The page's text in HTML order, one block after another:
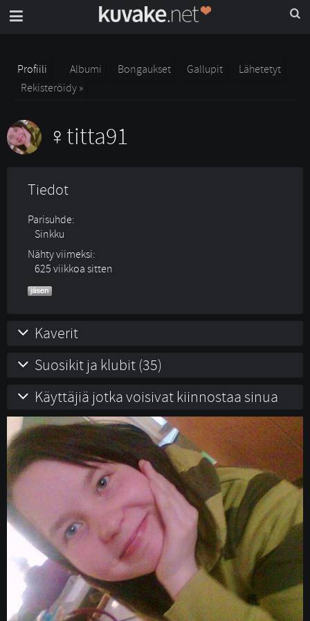
Profiili Albumi Bongaukset Gallupit
Lähetetyt
Rekisteröidy »
titta91
Tiedot
Parisuhde:
Sinkku
Nähty viimeksi:
625 viikkoa sitten
Kaverit
Suosikit ja klubit (35)
Käyttäjiä jotka voisivat kiinnostaa sinua